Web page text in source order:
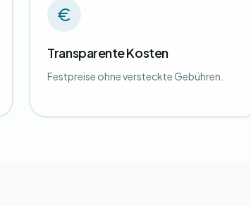
Transparente Kosten
Festpreise ohne versteckte Gebühren.